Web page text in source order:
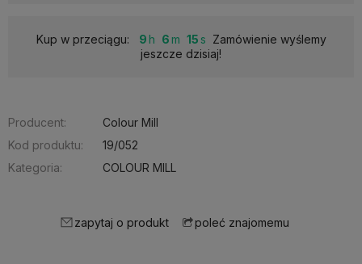
Kup w przeciągu: 9 6 14
Zamówienie wyślemy
jeszcze dzisiaj!
Producent:
Colour Mill
Kod produktu:
19/052
Kategoria:
COLOUR MILL
zapytaj o produkt poleć znajomemu